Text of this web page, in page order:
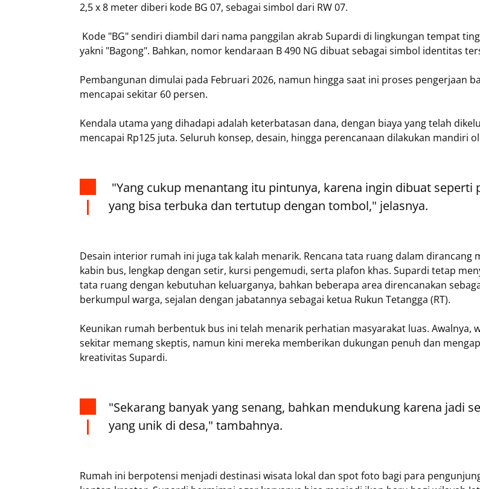
2,5 x 8 meter diberi kode BG 07, sebagai simbol dari RW 07.
Kode "BG" sendiri diambil dari nama panggilan akrab Supardi di lingkungan tempat
yakni "Bagong". Bahkan, nomor kendaraan B 490 NG dibuat sebagai simbol identitas
Pembangunan dimulai pada Februari 2026, namun hingga saat ini proses pengerjaan
mencapai sekitar 60 persen.
Kendala utama yang dihadapi adalah keterbatasan dana, dengan biaya yang telah
mencapai Rp125 juta. Seluruh konsep, desain, hingga perencanaan dilakukan mandiri
"Yang cukup menantang itu pintunya, karena ingin dibuat seperti
yang bisa terbuka dan tertutup dengan tombol," jelasnya.
Desain interior rumah ini juga tak kalah menarik. Rencana tata ruang dalam dirancang
kabin bus, lengkap dengan setir, kursi pengemudi, serta plafon khas. Supardi tetap
tata ruang dengan kebutuhan keluarganya, bahkan beberapa area direncanakan
berkumpul warga, sejalan dengan jabatannya sebagai ketua Rukun Tetangga (RT).
Keunikan rumah berbentuk bus ini telah menarik perhatian masyarakat luas. Awalnya,
sekitar memang skeptis, namun kini mereka memberikan dukungan penuh dan
kreativitas Supardi.
"Sekarang banyak yang senang, bahkan mendukung karena jadi
yang unik di desa," tambahnya.
Rumah ini berpotensi menjadi destinasi wisata lokal dan spot foto bagi para